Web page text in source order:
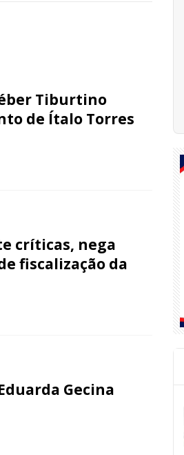
Tiburtino
de Ítalo Torres
críticas, nega
fiscalização da
Gecina